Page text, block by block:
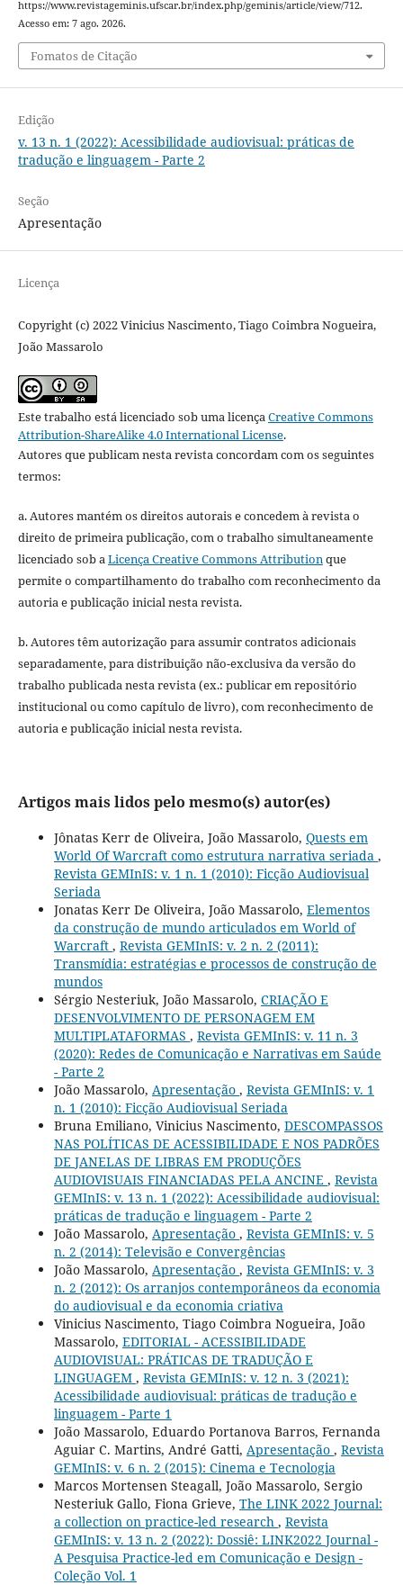
https://www.revistageminis.ufscar.br/index.php/geminis/article/view/712.
Acesso em: 7 ago. 2026.
Fomatos de Citação
Edição
v. 13 n. 1 (2022): Acessibilidade audiovisual: práticas de
tradução e linguagem - Parte 2
Seção
Apresentação
Licença
Copyright (c) 2022 Vinicius Nascimento, Tiago Coimbra Nogueira,
João Massarolo
Este trabalho está licenciado sob uma licençaCreative Commons
Attribution-ShareAlike 4.0 International License.
Autores que publicam nesta revista concordam com os seguintes
termos:
a. Autores mantém os direitos autorais e concedem à revista o
direito de primeira publicação, com o trabalho simultaneamente
licenciado sob aLicença Creative Commons Attributionque
permite o compartilhamento do trabalho com reconhecimento da
autoria e publicação inicial nesta revista.
b. Autores têm autorização para assumir contratos adicionais
separadamente, para distribuição não-exclusiva da versão do
trabalho publicada nesta revista (ex.: publicar em repositório
institucional ou como capítulo de livro), com reconhecimento de
autoria e publicação inicial nesta revista.
Artigos mais lidos pelo mesmo(s) autor(es)
Jônatas Kerr de Oliveira, João Massarolo, Quests em
World Of Warcraft como estrutura narrativa seriada ,
Revista GEMInIS: v. 1 n. 1 (2010): Ficção Audiovisual
Seriada
Jonatas Kerr De Oliveira, João Massarolo, Elementos
da construção de mundo articulados em World of
Warcraft , Revista GEMInIS: v. 2 n. 2 (2011):
Transmídia: estratégias e processos de construção de
mundos
Sérgio Nesteriuk, João Massarolo, CRIAÇÃO E
DESENVOLVIMENTO DE PERSONAGEM EM
MULTIPLATAFORMAS , Revista GEMInIS: v. 11 n. 3
(2020): Redes de Comunicação e Narrativas em Saúde
- Parte 2
João Massarolo, Apresentação , Revista GEMInIS: v. 1
n. 1 (2010): Ficção Audiovisual Seriada
Bruna Emiliano, Vinicius Nascimento, DESCOMPASSOS
NAS POLÍTICAS DE ACESSIBILIDADE E NOS PADRÕES
DE JANELAS DE LIBRAS EM PRODUÇÕES
AUDIOVISUAIS FINANCIADAS PELA ANCINE , Revista
GEMInIS: v. 13 n. 1 (2022): Acessibilidade audiovisual:
práticas de tradução e linguagem - Parte 2
João Massarolo, Apresentação , Revista GEMInIS: v. 5
n. 2 (2014): Televisão e Convergências
João Massarolo, Apresentação , Revista GEMInIS: v. 3
n. 2 (2012): Os arranjos contemporâneos da economia
do audiovisual e da economia criativa
Vinicius Nascimento, Tiago Coimbra Nogueira, João
Massarolo, EDITORIAL - ACESSIBILIDADE
AUDIOVISUAL: PRÁTICAS DE TRADUÇÃO E
LINGUAGEM , Revista GEMInIS: v. 12 n. 3 (2021):
Acessibilidade audiovisual: práticas de tradução e
linguagem - Parte 1
João Massarolo, Eduardo Portanova Barros, Fernanda
Aguiar C. Martins, André Gatti, Apresentação , Revista
GEMInIS: v. 6 n. 2 (2015): Cinema e Tecnologia
Marcos Mortensen Steagall, João Massarolo, Sergio
Nesteriuk Gallo, Fiona Grieve, The LINK 2022 Journal:
a collection on practice-led research , Revista
GEMInIS: v. 13 n. 2 (2022): Dossiê: LINK2022 Journal -
A Pesquisa Practice-led em Comunicação e Design -
Coleção Vol. 1